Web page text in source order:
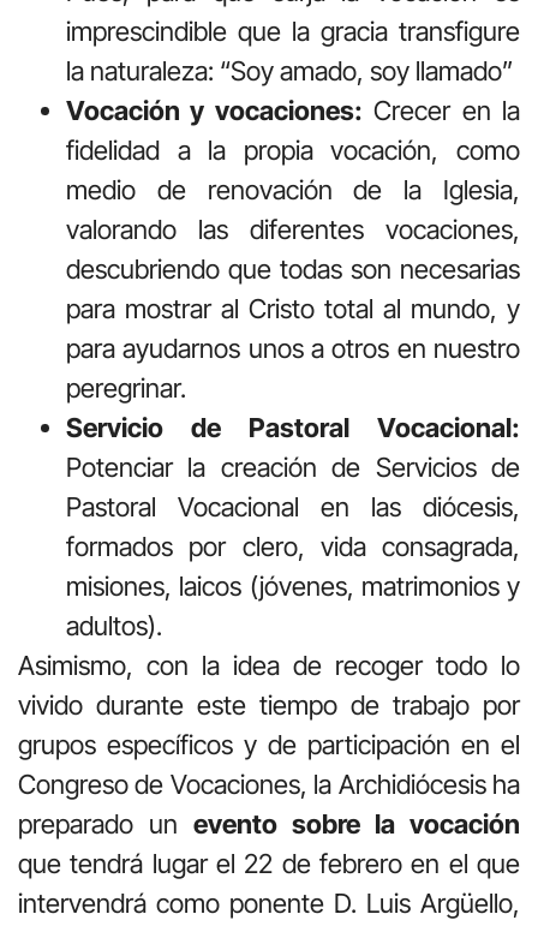
imprescindible que la gracia transfigure
la naturaleza: “Soy amado, soy llamado”
Vocación y vocaciones: Crecer en la
fidelidad a la propia vocación, como
medio de renovación de la Iglesia,
valorando las diferentes vocaciones,
descubriendo que todas son necesarias
para mostrar al Cristo total al mundo, y
para ayudarnos unos a otros en nuestro
peregrinar.
Servicio de Pastoral Vocacional:
Potenciar la creación de Servicios de
Pastoral Vocacional en las diócesis,
formados por clero, vida consagrada,
misiones, laicos (jóvenes, matrimonios y
adultos).
Asimismo, con la idea de recoger todo lo
vivido durante este tiempo de trabajo por
grupos específicos y de participación en el
Congreso de Vocaciones, la Archidiócesis ha
preparado un evento sobre la vocación
que tendrá lugar el 22 de febrero en el que
intervendrá como ponente D. Luis Argüello,